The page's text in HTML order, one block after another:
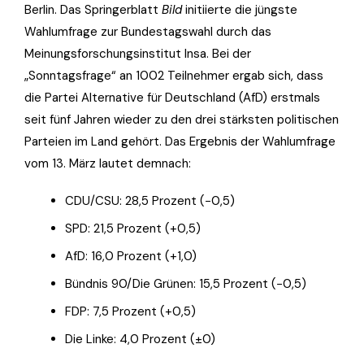
Berlin. Das Springerblatt Bildinitiierte die jüngste
Wahlumfrage zur Bundestagswahl durch das
Meinungsforschungsinstitut Insa. Bei der
„Sonntagsfrage“ an 1002 Teilnehmer ergab sich, dass
die Partei Alternative für Deutschland (AfD) erstmals
seit fünf Jahren wieder zu den drei stärksten politischen
Parteien im Land gehört. Das Ergebnis der Wahlumfrage
vom 13. März lautet demnach:
CDU/CSU: 28,5 Prozent (−0,5)
SPD: 21,5 Prozent (+0,5)
AfD: 16,0 Prozent (+1,0)
Bündnis 90/Die Grünen: 15,5 Prozent (−0,5)
FDP: 7,5 Prozent (+0,5)
Die Linke: 4,0 Prozent (±0)